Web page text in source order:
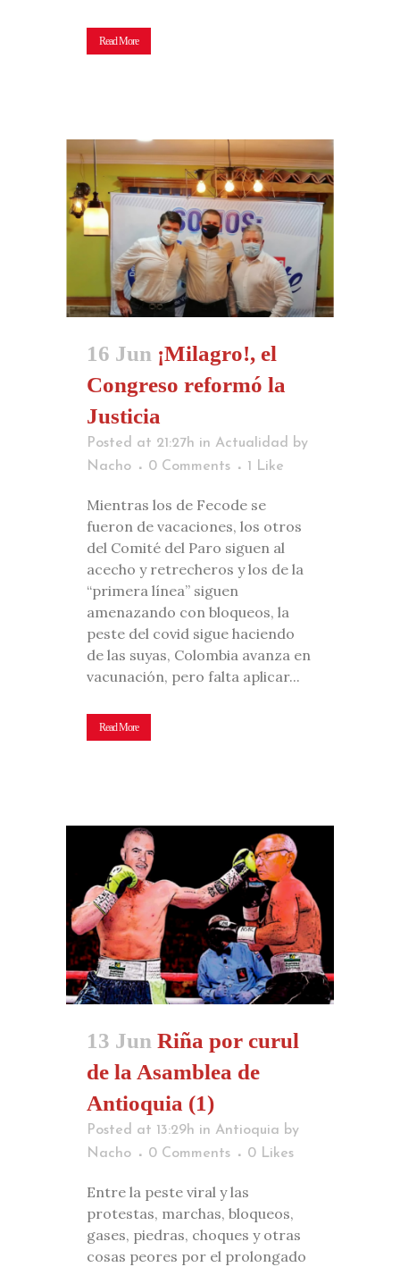
Read More
16 Jun ¡Milagro!, el
Congreso reformó la
Justicia
Posted at 21:27h in Actualidad by
Nacho
0 Comments 1 Like
Mientras los de Fecode se
fueron de vacaciones, los otros
del Comité del Paro siguen al
acecho y retrecheros y los de la
“primera línea” siguen
amenazando con bloqueos, la
peste del covid sigue haciendo
de las suyas, Colombia avanza en
vacunación, pero falta aplicar...
Read More
13 Jun Riña por curul
de la Asamblea de
Antioquia (1)
Posted at 13:29h in Antioquia by
Nacho
0 Comments 0 Likes
Entre la peste viral y las
protestas, marchas, bloqueos,
gases, piedras, choques y otras
cosas peores por el prolongado